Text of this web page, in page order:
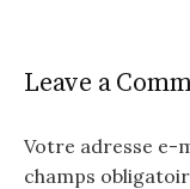
Leave a
Votre adresse e-
champs